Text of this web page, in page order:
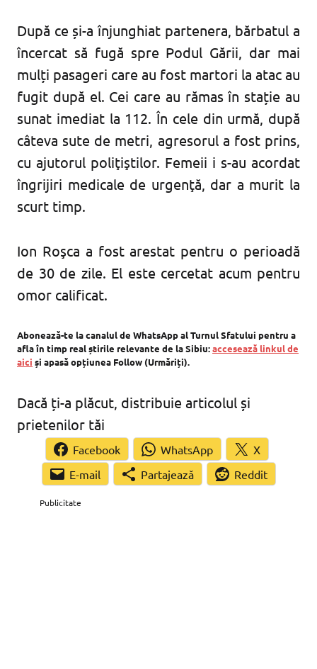
După ce și-a înjunghiat partenera, bărbatul a
încercat să fugă spre Podul Gării, dar mai
mulți pasageri care au fost martori la atac au
fugit după el. Cei care au rămas în stație au
sunat imediat la 112. În cele din urmă, după
câteva sute de metri, agresorul a fost prins,
cu ajutorul poliţiştilor. Femeii i s-au acordat
îngrijiri medicale de urgenţă, dar a murit la
scurt timp.
Ion Roşca a fost arestat pentru o perioadă
de 30 de zile. El este cercetat acum pentru
omor calificat.
Abonează-te la canalul de WhatsApp al Turnul Sfatului pentru a
afla în timp real știrile relevante de la Sibiu:accesează linkul de
aici și apasă opțiunea Follow (Urmăriți).
Dacă ți-a plăcut, distribuie articolul și
prietenilor tăi
Facebook WhatsApp
X
Partajează
Reddit
Publicitate